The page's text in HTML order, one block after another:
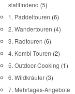
stattfindend (5)
1. Paddeltouren (6)
2. Wandertouren (4)
3. Radtouren (6)
4. Kombi-Touren (2)
5. Outdoor-Cooking (1)
6. Wildkräuter (3)
7. Mehrtages-Angebote